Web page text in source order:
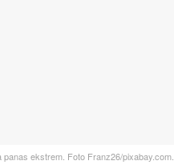
ekstrem. Foto Franz26/pixabay.com.